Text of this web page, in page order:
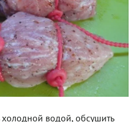
водой, обсушить